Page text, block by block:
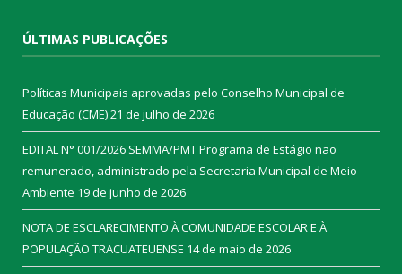
ÚLTIMAS PUBLICAÇÕES
Políticas Municipais aprovadas pelo Conselho Municipal de
Educação (CME)21 de julho de 2026
EDITAL N° 001/2026 SEMMA/PMT Programa de Estágio não
remunerado, administrado pela Secretaria Municipal de Meio
Ambiente 19 de junho de 2026
NOTA DE ESCLARECIMENTO À COMUNIDADE ESCOLAR E À
POPULAÇÃO TRACUATEUENSE 14 de maio de 2026